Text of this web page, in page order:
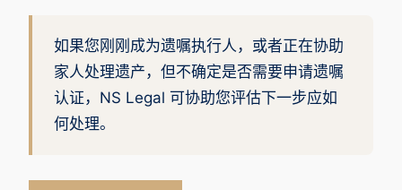
如果您刚刚成为遗嘱执行人，或者正在协助
家人处理遗产，但不确定是否需要申请遗嘱
认证，NS Legal 可协助您评估下一步应如
何处理。